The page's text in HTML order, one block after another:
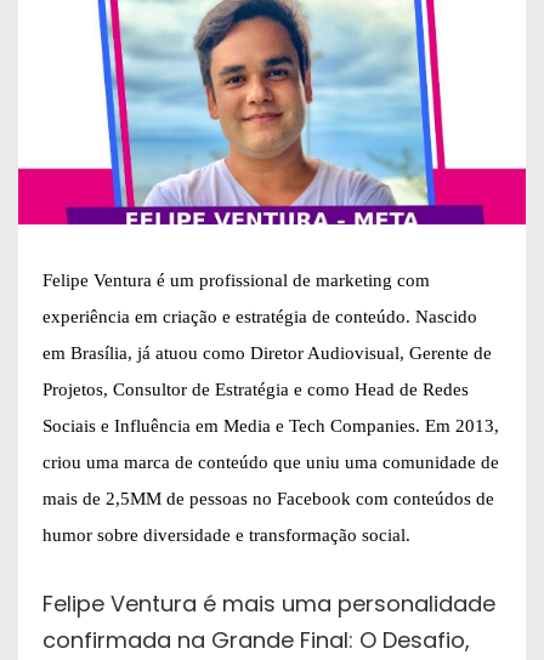
Felipe Ventura é um profissional de marketing com
experiência em criação e estratégia de conteúdo. Nascido
em Brasília, já atuou como Diretor Audiovisual, Gerente de
Projetos, Consultor de Estratégia e como Head de Redes
Sociais e Influência em Media e Tech Companies. Em 2013,
criou uma marca de conteúdo que uniu uma comunidade de
mais de 2,5MM de pessoas no Facebook com conteúdos de
humor sobre diversidade e transformação social.
Felipe Ventura é mais uma personalidade
confirmada na Grande Final: O Desafio,